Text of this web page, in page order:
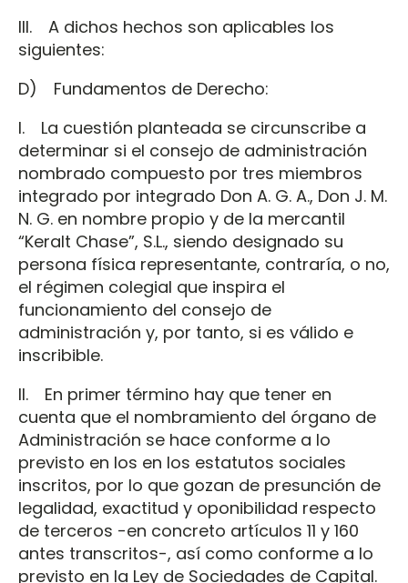
III. A dichos hechos son aplicables los
siguientes:
D) Fundamentos de Derecho:
I. La cuestión planteada se circunscribe a
determinar si el consejo de administración
nombrado compuesto por tres miembros
integrado por integrado Don A. G. A., Don J. M.
N. G. en nombre propio y de la mercantil
“Keralt Chase”, S.L., siendo designado su
persona física representante, contraría, o no,
el régimen colegial que inspira el
funcionamiento del consejo de
administración y, por tanto, si es válido e
inscribible.
II. En primer término hay que tener en
cuenta que el nombramiento del órgano de
Administración se hace conforme a lo
previsto en los en los estatutos sociales
inscritos, por lo que gozan de presunción de
legalidad, exactitud y oponibilidad respecto
de terceros -en concreto artículos 11 y 160
antes transcritos-, así como conforme a lo
previsto en la Ley de Sociedades de Capital.